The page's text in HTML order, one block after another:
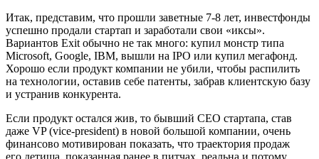
Итак, представим, что прошли заветные 7-8 лет, инвестфонды
успешно продали стартап и заработали свои «иксы».
Вариантов Exit обычно не так много: купил монстр типа
Microsoft, Google, IBM, вышли на IPO или купил мегафонд.
Хорошо если продукт компании не убили, чтобы распилить
на технологии, оставив себе патенты, забрав клиентскую базу
и устранив конкурента.
Если продукт остался жив, то бывший CEO стартапа, став
даже VP (vice-president) в новой большой компании, очень
финансово мотивирован показать, что траектория продаж
его детища, показанная ранее в питчах, реальна и потому